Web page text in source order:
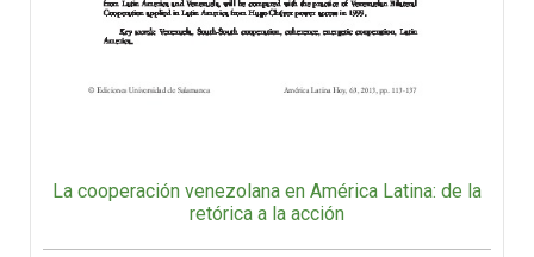
La cooperación venezolana en América Latina: de la
retórica a la acción